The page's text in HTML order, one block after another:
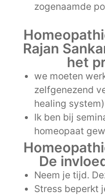
zogenaamde
Rajan
het
we moeten
zelfgenezend
healing system)
Ik ben bij
homeopaat
De
Neem je tijd.
Stress beperkt